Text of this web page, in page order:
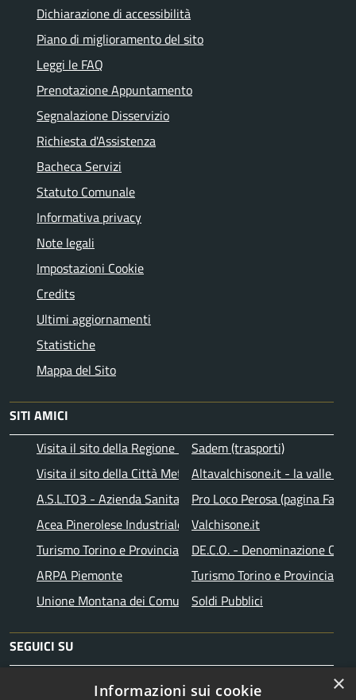
Dichiarazione di accessibilità
Piano di miglioramento del sito
Leggi le FAQ
Prenotazione Appuntamento
Segnalazione Disservizio
Richiesta d'Assistenza
Bacheca Servizi
Statuto Comunale
Informativa privacy
Note legali
Impostazioni Cookie
Credits
Ultimi aggiornamenti
Statistiche
Mappa del Sito
SITI AMICI
Visita il sito della Regione Piemonte
Visita il sito della Città Metropolitana di Torino
A.S.L.TO3 - Azienda Sanitaria Locale di Collegno e Pinerolo
Acea Pinerolese Industriale SpA
Turismo Torino e Provincia
ARPA Piemonte
Unione Montana dei Comuni Valli Chisone e Germanasca
Sadem (trasporti)
Altavalchisone.it - la valle del
Pro Loco Perosa (pagina
Valchisone.it
DE.C.O. - Denominazione
Turismo Torino e Provincia
Soldi Pubblici
SEGUICI SU
InstagramTelegram ×
Informazioni sui cookie